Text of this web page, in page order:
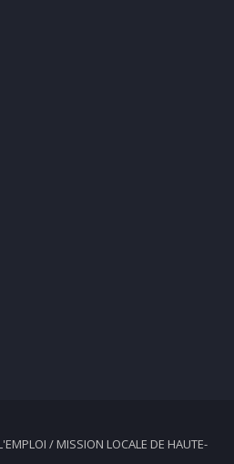
/ MISSION LOCALE DE HAUTE-